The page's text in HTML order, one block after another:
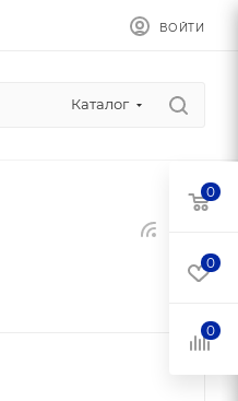
ВОЙТИ
Каталог
0
0
0